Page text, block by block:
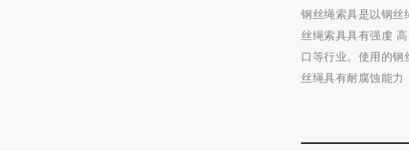
钢丝绳索具是以钢丝
丝绳索具具有强虔
口等行业。 使用的钢
丝绳具有耐腐蚀能力